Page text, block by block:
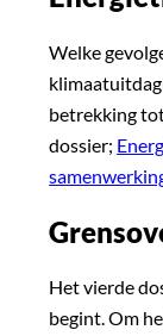
Welke
betrekking
dossier;
Het vierde
begint. Om